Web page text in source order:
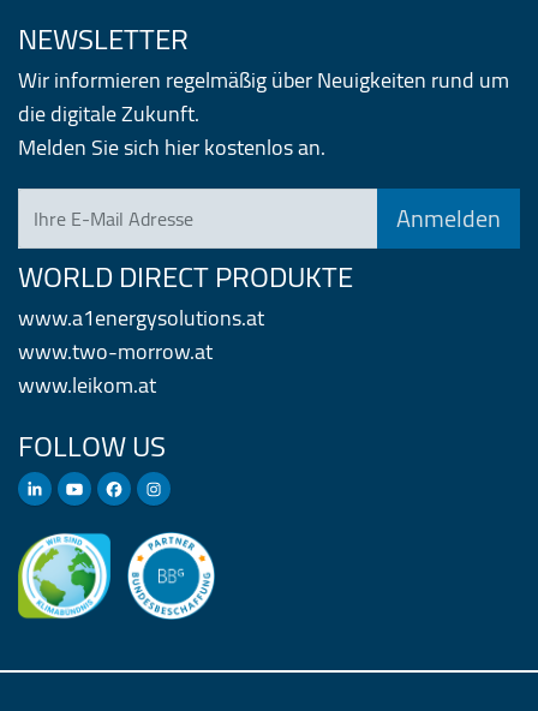
NEWSLETTER
Wir informieren regelmäßig über Neuigkeiten rund um
die digitale Zukunft.
Melden Sie sich hier kostenlos an.
Ihre E-Mail Adresse
WORLD DIRECT PRODUKTE
www.a1energysolutions.at
www.two-morrow.at
www.leikom.at
FOLLOW US